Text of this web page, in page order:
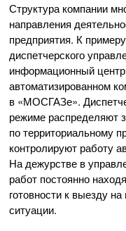
Структура компании
направления
предприятия. К
диспетчерского
информационный
автоматизированном
в «МОСГАЗе».
режиме распределяют
по территориальному
контролируют работу
На дежурстве в
работ постоянно
готовности к выезду
ситуации.